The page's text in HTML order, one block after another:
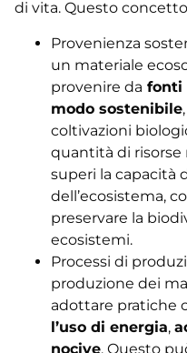
di vita. Questo
Provenienza
un materiale
provenire da fonti
modo sostenibile
coltivazioni
quantità di risorse
superi la capacità
dell’ecosistema,
preservare la
ecosistemi.
Processi di
produzione dei
adottare pratiche
l’uso di energia,
nocive. Questo